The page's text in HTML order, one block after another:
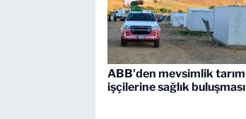
ABB'den mevsimlik tarım
işçilerine sağlık buluşması